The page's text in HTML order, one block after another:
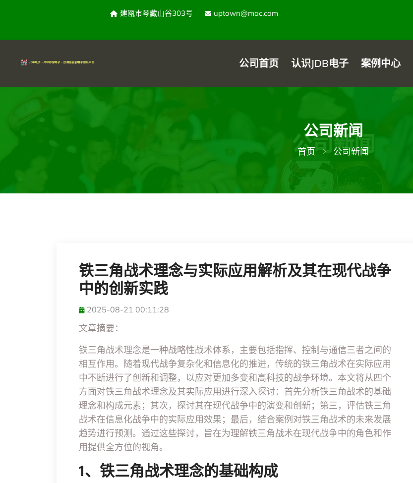
建瓯市琴藏山谷303号 uptown@mac.com
公司首页 认识JDB电子 案例中心
公司新闻
首页 公司新闻
铁三角战术理念与实际应用解析及其在现代战争
中的创新实践
2025-08-21 00:11:28
文章摘要：
铁三角战术理念是一种战略性战术体系，主要包括指挥、控制与通信三者之间的
相互作用。随着现代战争复杂化和信息化的推进，传统的铁三角战术在实际应用
中不断进行了创新和调整，以应对更加多变和高科技的战争环境。本文将从四个
方面对铁三角战术理念及其实际应用进行深入探讨：首先分析铁三角战术的基础
理念和构成元素；其次，探讨其在现代战争中的演变和创新；第三，评估铁三角
战术在信息化战争中的实际应用效果；最后，结合案例对铁三角战术的未来发展
趋势进行预测。通过这些探讨，旨在为理解铁三角战术在现代战争中的角色和作
用提供全方位的视角。
1、铁三角战术理念的基础构成